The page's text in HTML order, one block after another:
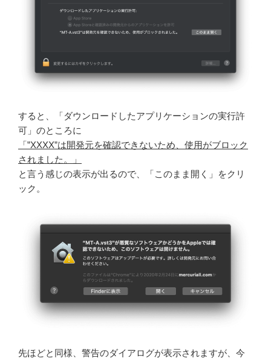
すると、「ダウンロードしたアプリケーションの実行許
可」のところに
「”XXXX”は開発元を確認できないため、使用がブロック
されました。」
と言う感じの表示が出るので、「このまま開く」をクリ
ック。
先ほどと同様、警告のダイアログが表示されますが、今